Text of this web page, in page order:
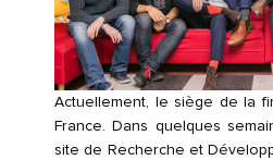
Actuellement, le siège de la
France. Dans quelques
site de Recherche et